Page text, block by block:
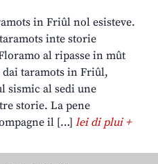
in Friûl nol esisteve.
inte storie
al ripasse in mût
taramots in Friûl,
sismic al sedi une
storie. La pene
il […] lei di plui +